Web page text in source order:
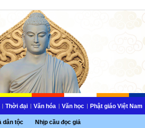
dân tộc Nhịp cầu đọc giả
Thời đại Văn hóa Văn học Phật giáo Việt Nam